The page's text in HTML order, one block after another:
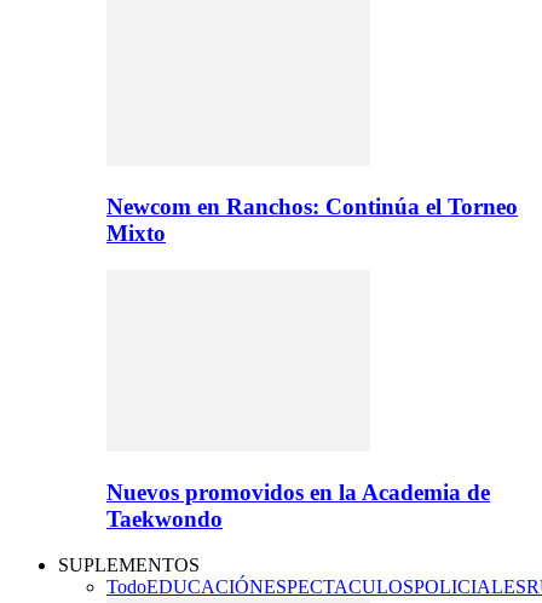
Newcom en Ranchos: Continúa el Torneo
Mixto
Nuevos promovidos en la Academia de
Taekwondo
SUPLEMENTOS
TodoEDUCACIÓNESPECTACULOSPOLICIALES